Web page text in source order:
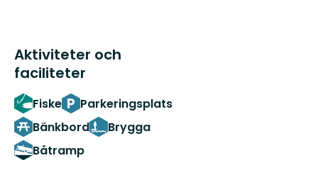
Aktiviteter och
faciliteter
Fiske
Parkeringsplats
Bänkbord
Brygga
Båtramp